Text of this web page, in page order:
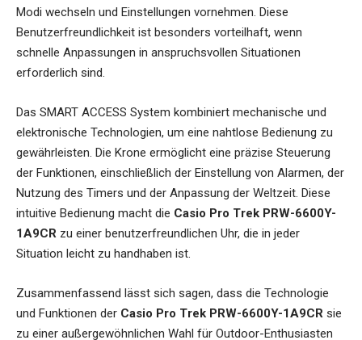
Modi wechseln und Einstellungen vornehmen. Diese
Benutzerfreundlichkeit ist besonders vorteilhaft, wenn
schnelle Anpassungen in anspruchsvollen Situationen
erforderlich sind.
Das SMART ACCESS System kombiniert mechanische und
elektronische Technologien, um eine nahtlose Bedienung zu
gewährleisten. Die Krone ermöglicht eine präzise Steuerung
der Funktionen, einschließlich der Einstellung von Alarmen, der
Nutzung des Timers und der Anpassung der Weltzeit. Diese
intuitive Bedienung macht die Casio Pro Trek PRW-6600Y-
1A9CR zu einer benutzerfreundlichen Uhr, die in jeder
Situation leicht zu handhaben ist.
Zusammenfassend lässt sich sagen, dass die Technologie
und Funktionen der Casio Pro Trek PRW-6600Y-1A9CR sie
zu einer außergewöhnlichen Wahl für Outdoor-Enthusiasten